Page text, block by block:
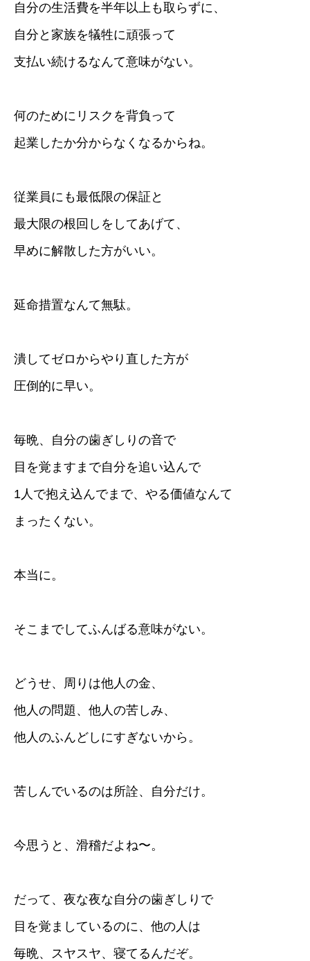
自分の生活費を半年以上も取らずに、
自分と家族を犠牲に頑張って
支払い続けるなんて意味がない。
何のためにリスクを背負って
起業したか分からなくなるからね。
従業員にも最低限の保証と
最大限の根回しをしてあげて、
早めに解散した方がいい。
延命措置なんて無駄。
潰してゼロからやり直した方が
圧倒的に早い。
毎晩、自分の歯ぎしりの音で
目を覚ますまで自分を追い込んで
1人で抱え込んでまで、やる価値なんて
まったくない。
本当に。
そこまでしてふんばる意味がない。
どうせ、周りは他人の金、
他人の問題、他人の苦しみ、
他人のふんどしにすぎないから。
苦しんでいるのは所詮、自分だけ。
今思うと、滑稽だよね〜。
だって、夜な夜な自分の歯ぎしりで
目を覚ましているのに、他の人は
毎晩、スヤスヤ、寝てるんだぞ。